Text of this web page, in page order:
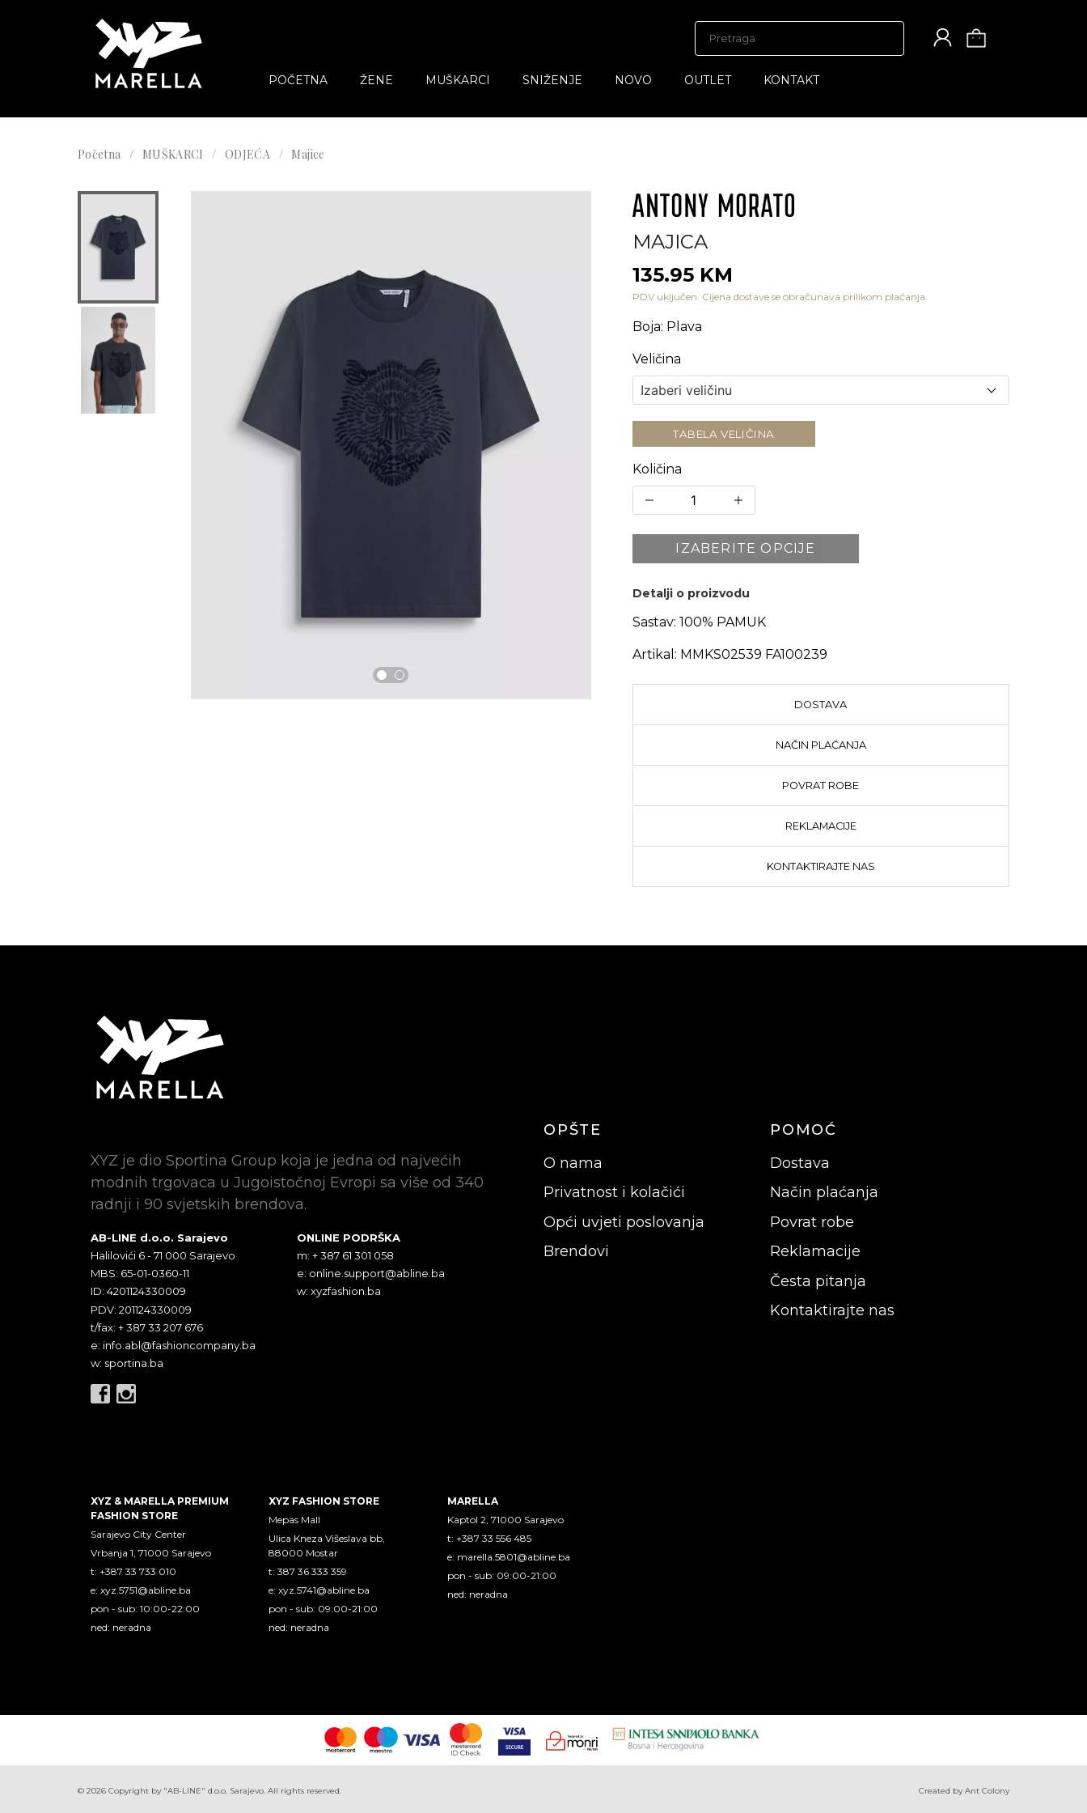
POČETNA ŽENE MUŠKARCI SNIŽENJE NOVO OUTLET KONTAKT
Početna MUŠKARCI ODJEĆA Majice
MAJICA
135.95 KM
PDV uključen. Cijena dostave se obračunava prilikom plaćanja.
Boja: Plava
Veličina
TABELA VELIČINA
Količina
IZABERITE OPCIJE
Detalji o proizvodu
Sastav: 100% PAMUK
Artikal: MMKS02539 FA100239
DOSTAVA
NAČIN PLAĆANJA
POVRAT ROBE
REKLAMACIJE
KONTAKTIRAJTE NAS
XYZ je dio Sportina Group koja je jedna od najvećih
modnih trgovaca u Jugoistočnoj Evropi sa više od 340
radnji i 90 svjetskih brendova.
AB-LINE d.o.o. Sarajevo
Halilovići 6 - 71 000 Sarajevo
MBS: 65-01-0360-11
ID: 4201124330009
PDV: 201124330009
t/fax: + 387 33 207 676
e: info.abl@fashioncompany.ba
w: sportina.ba
ONLINE PODRŠKA
m: + 387 61 301 058
e: online.support@abline.ba
w: xyzfashion.ba
OPŠTE
O nama
Privatnost i kolačići
Opći uvjeti poslovanja
Brendovi
POMOĆ
Dostava
Način plaćanja
Povrat robe
Reklamacije
Česta pitanja
Kontaktirajte nas
XYZ & MARELLA PREMIUM
FASHION STORE
Sarajevo City Center
Vrbanja 1, 71000 Sarajevo
t: +387 33 733 010
e: xyz.5751@abline.ba
pon - sub: 10:00-22:00
ned: neradna
XYZ FASHION STORE
Mepas Mall
Ulica Kneza Višeslava bb,
88000 Mostar
t: 387 36 333 359
e:xyz.5741@abline.ba
pon - sub: 09:00-21:00
ned: neradna
MARELLA
Kaptol 2, 71000 Sarajevo
t: +387 33 556 485
e: marella.5801@abline.ba
pon - sub: 09:00-21:00
ned: neradna
© 2026 Copyright by "AB-LINE" d.o.o. Sarajevo. All rights reserved. Created by Ant Colony